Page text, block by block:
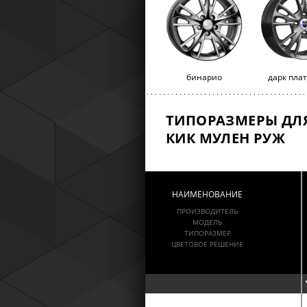
бинарио дарк
ТИПОРАЗМЕРЫ
КИК МУЛЕН РУЖ
НАИМЕНОВАНИЕ
ПРОИЗВОДИТЕЛЬ
МОДЕЛЬ
ТИПОРАЗМЕР
ЦВЕТОВОЕ РЕШЕНИЕ